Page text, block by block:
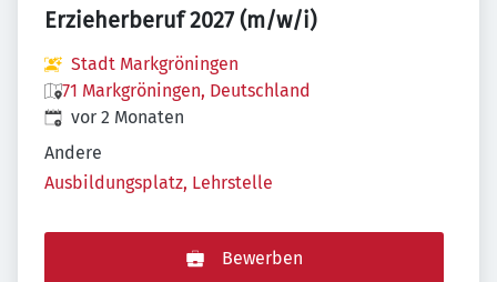
Erzieherberuf 2027 (m/w/i)
Stadt Markgröningen
71 Markgröningen, Deutschland
Veröffentlicht:
vor 2 Monaten
Andere
Ausbildungsplatz, Lehrstelle
Bewerben